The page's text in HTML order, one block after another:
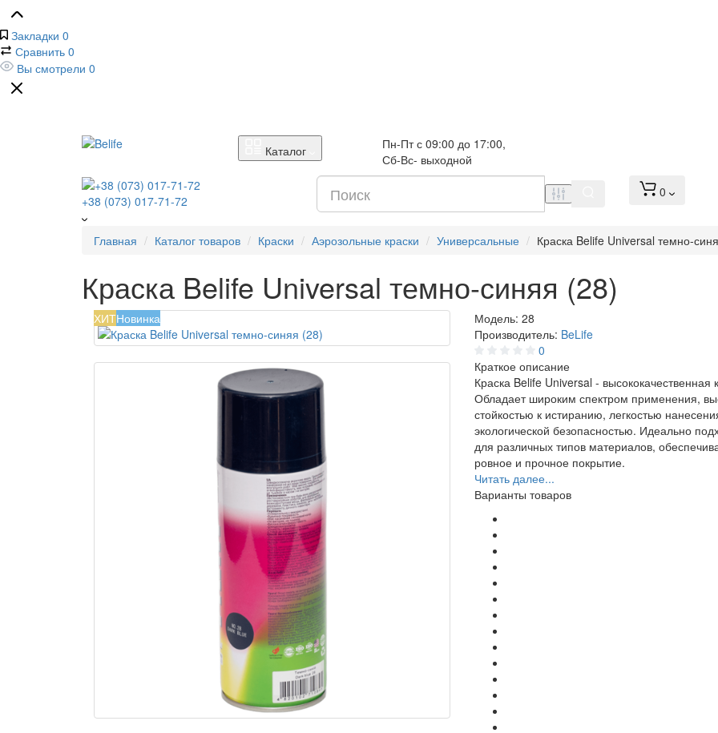
Закладки 0
Сравнить 0
Вы смотрели 0
Каталог
Пн-Пт с 09:00 до 17:00,
Сб-Вс- выходной
+38 (073) 017-71-72
0
Главная Каталог товаров Краски Аэрозольные краски Универсальные Краска Belife Universal темно-
Краска Belife Universal темно-синяя (28)
ХИТНовинка Модель: 28
Производитель: BeLife
0
Краткое описание
Краска Belife Universal - высококачественная
Обладает широким спектром применения,
стойкостью к истиранию, легкостью
экологической безопасностью. Идеально
для различных типов материалов,
ровное и прочное покрытие.
Читать далее...
Варианты товаров